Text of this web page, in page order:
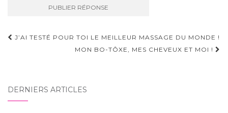
Navigation
J’AI TESTÉ POUR TOI LE MEILLEUR MASSAGE DU MONDE !
MON BO-TÔXE, MES CHEVEUX ET MOI !
DERNIERS ARTICLES